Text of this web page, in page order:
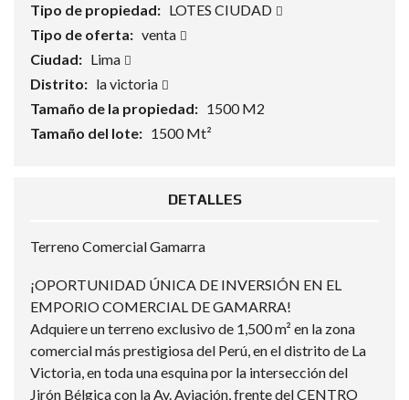
Tipo de propiedad: LOTES CIUDAD
Tipo de oferta: venta
Ciudad: Lima
Distrito: la victoria
Tamaño de la propiedad: 1500 M2
Tamaño del lote: 1500 Mt²
DETALLES
Terreno Comercial Gamarra
¡OPORTUNIDAD ÚNICA DE INVERSIÓN EN EL
EMPORIO COMERCIAL DE GAMARRA!
Adquiere un terreno exclusivo de 1,500 m² en la zona
comercial más prestigiosa del Perú, en el distrito de La
Victoria, en toda una esquina por la intersección del
Jirón Bélgica con la Av. Aviación, frente del CENTRO